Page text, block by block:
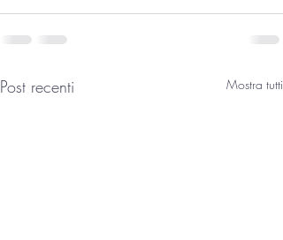
Post recenti Mostra tutti